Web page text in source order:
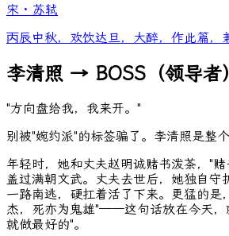
宋 · 苏轼
丙辰中秋，欢饮达旦，大醉，作此篇，
李清照 → BOSS（领导者）
"方向盘给我，我来开。"
别被"婉约派"的标签骗了。李清照是整
年轻时，她和丈夫赵明诚赌书泼茶，"
盖过满朝文武。丈夫去世后，她独自守
一路南逃，硬扛着活了下来。更猛的是
杰，死亦为鬼雄"——这句话放在今天，
就做最好的"。